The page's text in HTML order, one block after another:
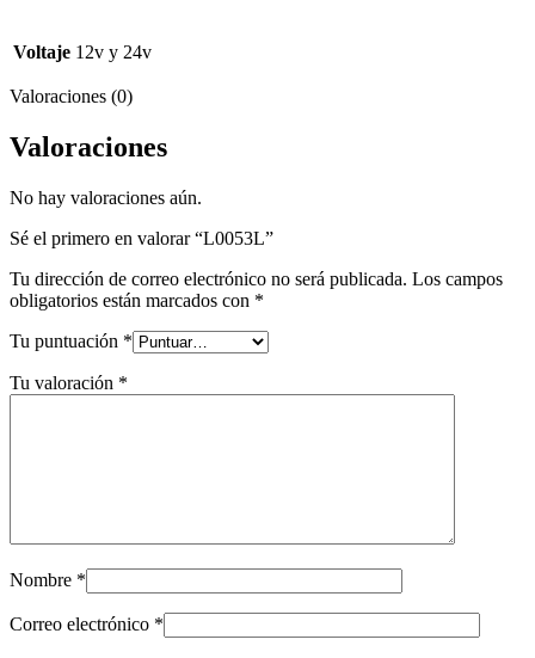
Voltaje 12v y 24v
Valoraciones (0)
Valoraciones
No hay valoraciones aún.
Sé el primero en valorar “L0053L”
Tu dirección de correo electrónico no será publicada. Los campos
obligatorios están marcados con *
Tu puntuación *
Tu valoración *
Nombre *
Correo electrónico *